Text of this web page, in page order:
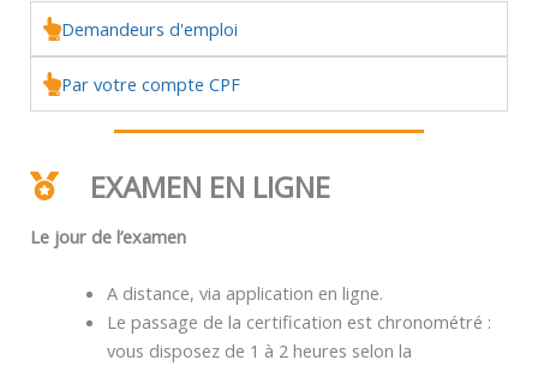
Demandeurs d'emploi
Par votre compte CPF
EXAMEN EN LIGNE
Le jour de l’examen
A distance, via application en ligne.
Le passage de la certification est chronométré :
vous disposez de 1 à 2 heures selon la